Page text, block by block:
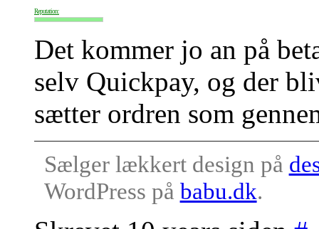
Reputation:
Det kommer jo an på
selv Quickpay, og der
sætter ordren som
Sælger lækkert design på
WordPress på babu.dk.